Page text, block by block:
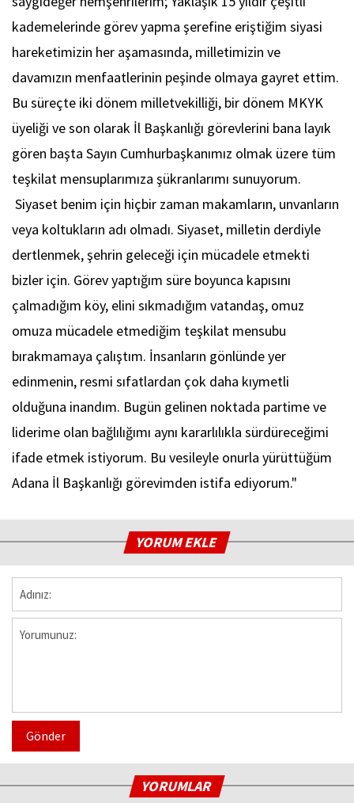
kademelerinde görev yapma şerefine eriştiğim siyasi
hareketimizin her aşamasında, milletimizin ve
davamızın menfaatlerinin peşinde olmaya gayret ettim.
Bu süreçte iki dönem milletvekilliği, bir dönem MKYK
üyeliği ve son olarak İl Başkanlığı görevlerini bana layık
gören başta Sayın Cumhurbaşkanımız olmak üzere tüm
teşkilat mensuplarımıza şükranlarımı sunuyorum.
Siyaset benim için hiçbir zaman makamların, unvanların
veya koltukların adı olmadı. Siyaset, milletin derdiyle
dertlenmek, şehrin geleceği için mücadele etmekti
bizler için. Görev yaptığım süre boyunca kapısını
çalmadığım köy, elini sıkmadığım vatandaş, omuz
omuza mücadele etmediğim teşkilat mensubu
bırakmamaya çalıştım. İnsanların gönlünde yer
edinmenin, resmi sıfatlardan çok daha kıymetli
olduğuna inandım. Bugün gelinen noktada partime ve
liderime olan bağlılığımı aynı kararlılıkla sürdüreceğimi
ifade etmek istiyorum. Bu vesileyle onurla yürüttüğüm
Adana İl Başkanlığı görevimden istifa ediyorum."
YORUM EKLE
Gönder
YORUMLAR